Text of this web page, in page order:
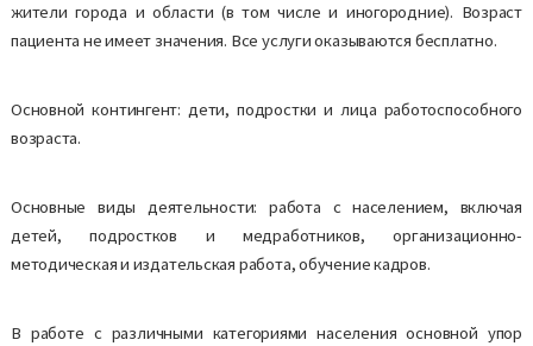
жители города и области (в том числе и иногородние). Возраст
пациента не имеет значения. Все услуги оказываются бесплатно.
Основной контингент: дети, подростки и лица работоспособного
возраста.
Основные виды деятельности: работа с населением, включая
детей, подростков и медработников, организационно-
методическая и издательская работа, обучение кадров.
В работе с различными категориями населения основной упор